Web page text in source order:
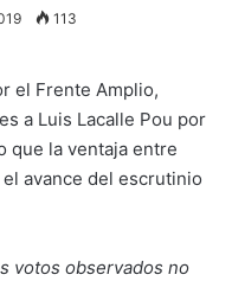
113
el Frente Amplio,
a Luis Lacalle Pou por
que la ventaja entre
avance del escrutinio
votos observados no